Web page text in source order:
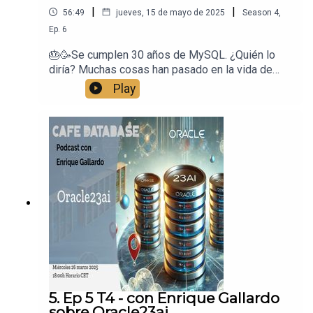
56:49 | jueves, 15 de mayo de 2025 | Season 4,
Ep. 6
🎂🥳Se cumplen 30 años de MySQL. ¿Quién lo
diría? Muchas cosas han pasado en la vida de
este motor, y para celebrarlo, Oracle saca
CUATRO certificaciones gratis. 🆓⬆️Ni una, ni dos,
mejor que Keith Hollman, que es uno de los que
más sabe! Comentaremos estrategias para
decidir qué estudiar y qué certificaciones te
interesan más, y descubriremos juntos un poco
más sobre el mundo de MySQL
Play
5. Ep 5 T4 - con Enrique Gallardo